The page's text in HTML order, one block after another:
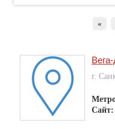
«
г.
Сайт: